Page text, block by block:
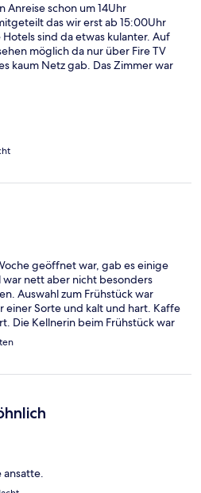
Anreise schon um 14Uhr
das wir erst ab 15:00Uhr
sind da etwas kulanter. Auf
möglich da nur über Fire TV
kaum Netz gab. Das Zimmer war
geöffnet war, gab es einige
nett aber nicht besonders
Auswahl zum Frühstück war
einer Sorte und kalt und hart. Kaffe
Die Kellnerin beim Frühstück war
beim Einreisen haben wir
noch geschlossen war
Insgesamt Mann merkte, dass viel
wird zu machen, aber noch nicht
viele Punkte zu verbessern. Bei
im Zimmer noch ein Problem mit
Marienkäfer sowohl auf
Vermutlich es war nur saisonales
nicht runter umstellen und bei